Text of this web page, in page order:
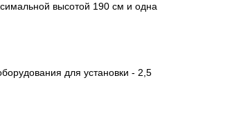
высотой 190 см и одна
для установки - 2,5